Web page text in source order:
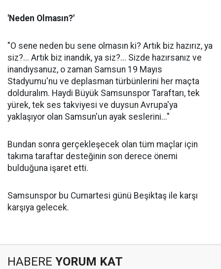
'Neden Olmasın?'
"O sene neden bu sene olmasın ki? Artık biz hazırız, ya
siz?... Artık biz inandık, ya siz?... Sizde hazırsanız ve
inandıysanuz, o zaman Samsun 19 Mayıs
Stadyumu'nu ve deplasman türbünlerini her maçta
dolduralım. Haydi Büyük Samsunspor Taraftarı, tek
yürek, tek ses takviyesi ve duysun Avrupa'ya
yaklaşıyor olan Samsun'un ayak seslerini..."
Bundan sonra gerçekleşecek olan tüm maçlar için
takıma taraftar desteğinin son derece önemi
bulduğuna işaret etti.
Samsunspor bu Cumartesi günü Beşiktaş ile karşı
karşıya gelecek.
HABERE YORUM KAT